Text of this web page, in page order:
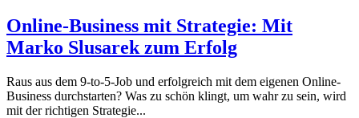
Online-Business mit Strategie: Mit
Marko Slusarek zum Erfolg
Raus aus dem 9-to-5-Job und erfolgreich mit dem eigenen Online-
Business durchstarten? Was zu schön klingt, um wahr zu sein, wird
mit der richtigen Strategie...